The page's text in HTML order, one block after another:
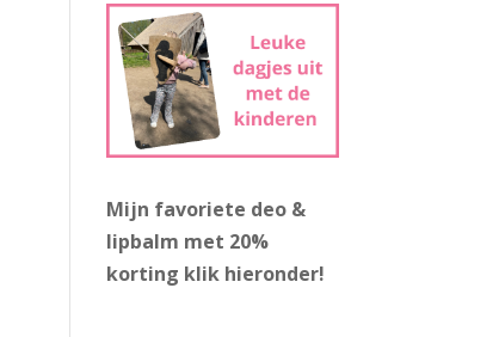
Mijn favoriete deo &
lipbalm met 20%
korting klik hieronder!